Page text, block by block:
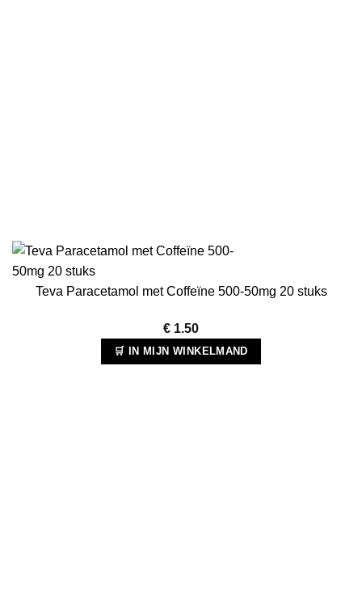
Teva Paracetamol met Coffeïne 500-50mg 20 stuks
€ 1.50
🛒 IN MIJN WINKELMAND